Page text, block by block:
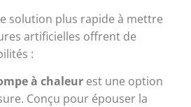
solution plus rapide à mettre
artificielles offrent de
:
à chaleur est une option
Conçu pour épouser la